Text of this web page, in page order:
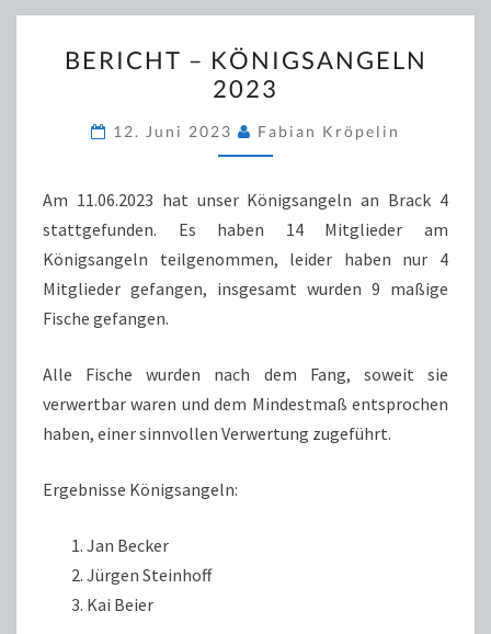
–
KÖNIGSANGELN
2023
BERICHT – KÖNIGSANGELN
2023
12. Juni 2023 Fabian Kröpelin
Am 11.06.2023 hat unser Königsangeln an Brack 4
stattgefunden. Es haben 14 Mitglieder am
Königsangeln teilgenommen, leider haben nur 4
Mitglieder gefangen, insgesamt wurden 9 maßige
Fische gefangen.
Alle Fische wurden nach dem Fang, soweit sie
verwertbar waren und dem Mindestmaß entsprochen
haben, einer sinnvollen Verwertung zugeführt.
Ergebnisse Königsangeln:
Jan Becker
Jürgen Steinhoff
Kai Beier